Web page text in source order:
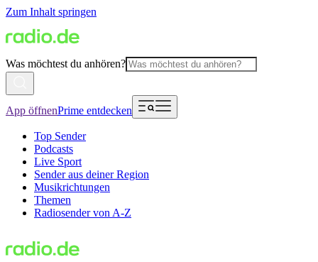
Zum Inhalt springen
Was möchtest du anhören?
App öffnenPrime entdecken
Top Sender
Podcasts
Live Sport
Sender aus deiner Region
Musikrichtungen
Themen
Radiosender von A-Z